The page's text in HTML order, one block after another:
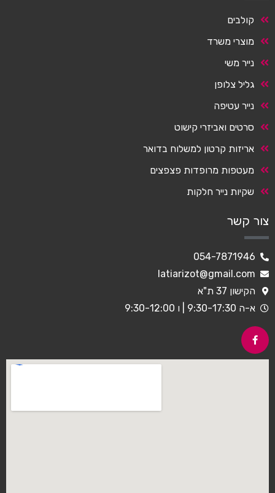
קולבים
מוצרי משרד
נייר משי
גליל צלופן
נייר עטיפה
סרטים ואביזרי קישוט
אריזות קרטון למשלוח בדואר
מעטפות מרופדות פצפצים
שקיות נייר חלקות
צור קשר
054-7871946
latiarizot@gmail.com
הקישון 37 ת"א
א-ה 9:30-17:30 | ו 9:30-12:00